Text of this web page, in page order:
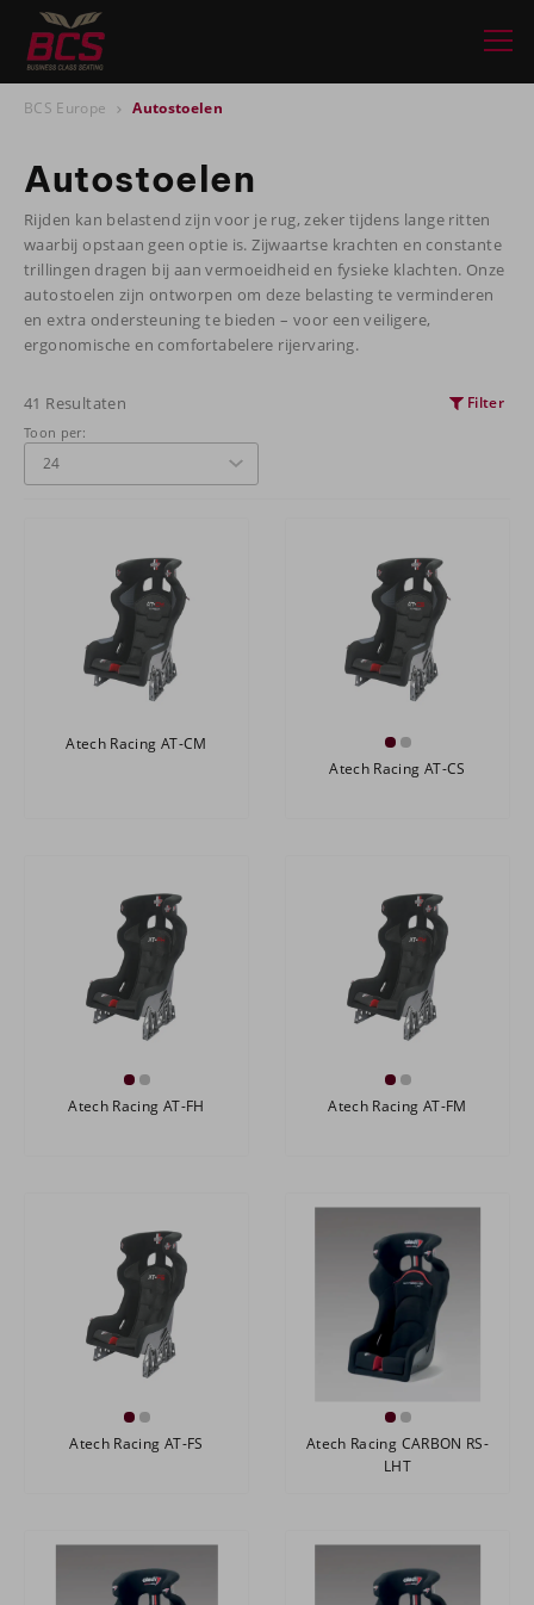
BCS Europe Autostoelen
Autostoelen
Rijden kan belastend zijn voor je rug, zeker tijdens lange ritten
waarbij opstaan geen optie is. Zijwaartse krachten en constante
trillingen dragen bij aan vermoeidheid en fysieke klachten. Onze
autostoelen zijn ontworpen om deze belasting te verminderen
en extra ondersteuning te bieden – voor een veiligere,
ergonomische en comfortabelere rijervaring.
41 Resultaten
Filter
Toon per:
Atech Racing AT-CM
Atech Racing AT-CS
Atech Racing AT-FH Atech Racing AT-FM
Atech Racing AT-FS
Atech Racing CARBON RS-
LHT